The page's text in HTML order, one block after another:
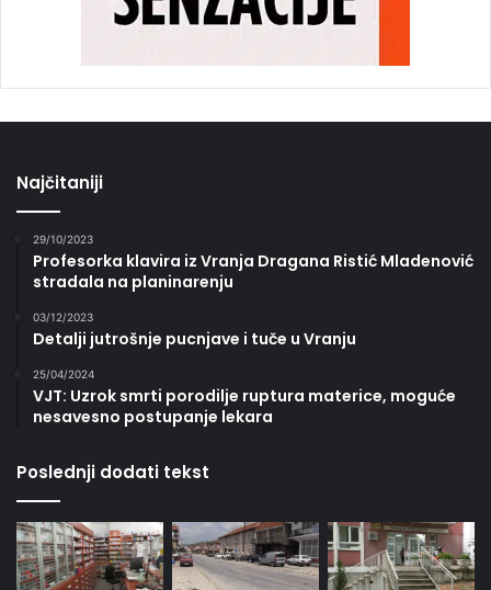
Najčitaniji
29/10/2023
Profesorka klavira iz Vranja Dragana Ristić Mladenović
stradala na planinarenju
03/12/2023
Detalji jutrošnje pucnjave i tuče u Vranju
25/04/2024
VJT: Uzrok smrti porodilje ruptura materice, moguće
nesavesno postupanje lekara
Poslednji dodati tekst